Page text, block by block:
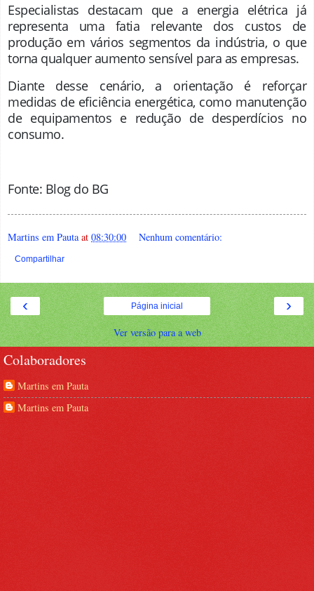
Especialistas destacam que a energia elétrica já
representa uma fatia relevante dos custos de
produção em vários segmentos da indústria, o que
torna qualquer aumento sensível para as empresas.
Diante desse cenário, a orientação é reforçar
medidas de eficiência energética, como manutenção
de equipamentos e redução de desperdícios no
consumo.
Fonte: Blog do BG
Martins em Pauta at 08:30:00 Nenhum comentário:
Compartilhar
‹ ›
Página inicial
Ver versão para a web
Colaboradores
Martins em Pauta
Martins em Pauta